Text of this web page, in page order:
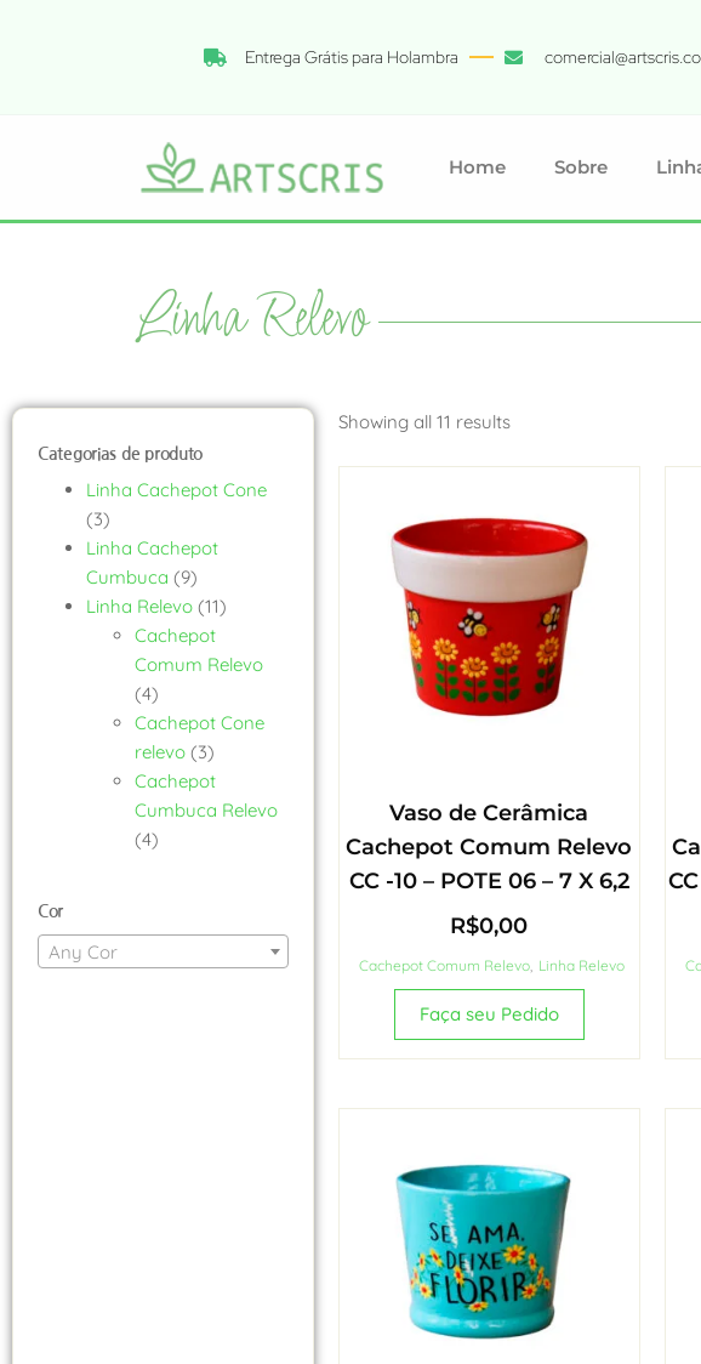
Entrega Grátis para Holambra
Home Sobre
Linha Relevo
Categorias de produto
Linha Cachepot Cone
(3)
Linha Cachepot
Cumbuca (9)
Linha Relevo (11)
Cachepot
Comum Relevo
(4)
Cachepot Cone
relevo (3)
Cachepot
Cumbuca Relevo
(4)
Cor
Any Cor
Showing all 11 results
Vaso de Cerâmica
Cachepot Comum Relevo
CC -10 – POTE 06 – 7 X 6,2
R$0,00
Cachepot Comum Relevo Linha Relevo
Faça seu Pedido